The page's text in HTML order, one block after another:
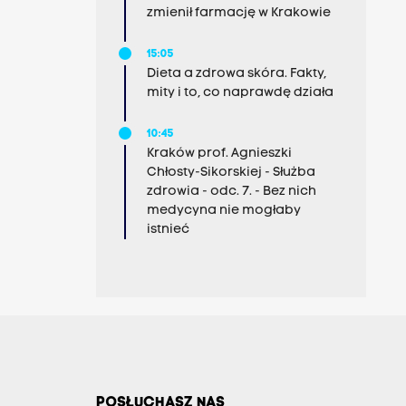
zmienił farmację w Krakowie
15:05
Dieta a zdrowa skóra. Fakty,
mity i to, co naprawdę działa
10:45
Kraków prof. Agnieszki
Chłosty-Sikorskiej - Służba
zdrowia - odc. 7. - Bez nich
medycyna nie mogłaby
istnieć